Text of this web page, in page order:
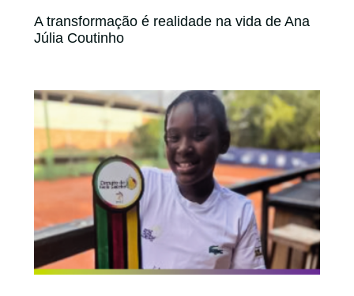
A transformação é realidade na vida de Ana
Júlia Coutinho